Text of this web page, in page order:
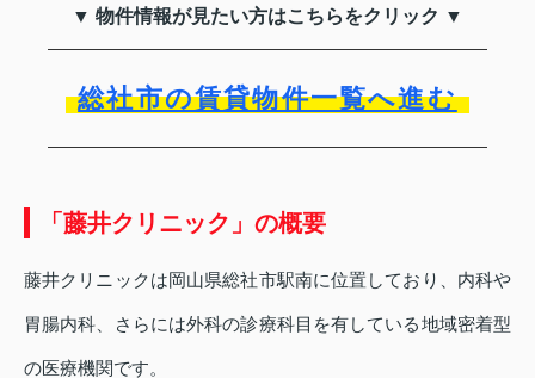
▼ 物件情報が見たい方はこちらをクリック ▼
総社市の賃貸物件一覧へ進む
「藤井クリニック」の概要
藤井クリニックは岡山県総社市駅南に位置しており、内科や
胃腸内科、さらには外科の診療科目を有している地域密着型
の医療機関です。